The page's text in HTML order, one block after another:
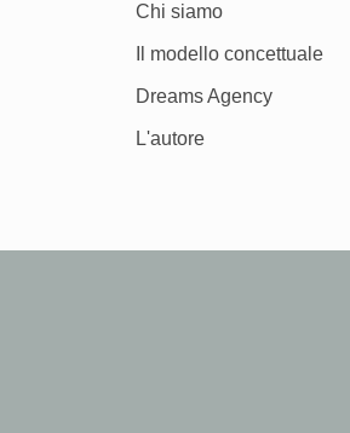
Chi siamo
Il modello concettuale
Dreams Agency
L'autore